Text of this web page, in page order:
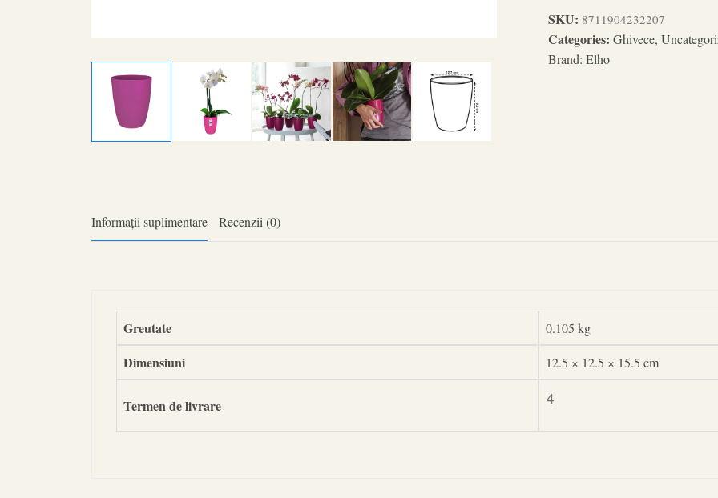
SKU: 8711904232207
Categories: Ghivece,
Brand: Elho
Informații suplimentare Recenzii (0)
Greutate 0.105 kg
Dimensiuni 12.5 × 12.5 × 15.5 cm
Termen de livrare 4